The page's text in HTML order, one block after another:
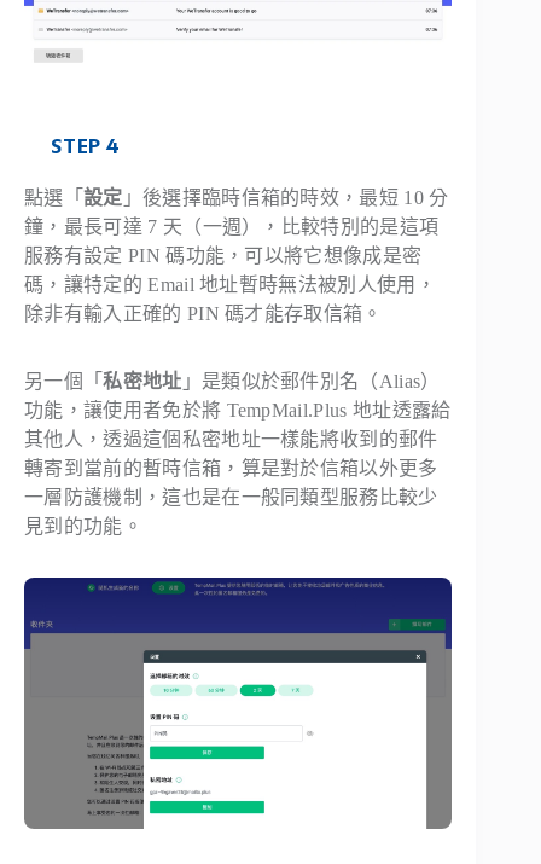
STEP 4
點選「 設定 」後選擇臨時信箱的時效，最短 10 分
鐘，最長可達 7 天（一週），比較特別的是這項
服務有設定 PIN 碼功能，可以將它想像成是密
碼，讓特定的 Email 地址暫時無法被別人使用，
除非有輸入正確的 PIN 碼才能存取信箱。
另一個「私密地址 」是類似於郵件別名（Alias）
功能，讓使用者免於將 TempMail.Plus 地址透露給
其他人，透過這個私密地址一樣能將收到的郵件
轉寄到當前的暫時信箱，算是對於信箱以外更多
一層防護機制，這也是在一般同類型服務比較少
見到的功能。